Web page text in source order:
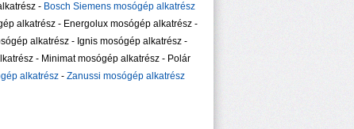
- Bosch Siemens mosógép alkatrész
alkatrész - Energolux mosógép alkatrész -
alkatrész - Ignis mosógép alkatrész -
- Minimat mosógép alkatrész - Polár
alkatrész - Zanussi mosógép alkatrész